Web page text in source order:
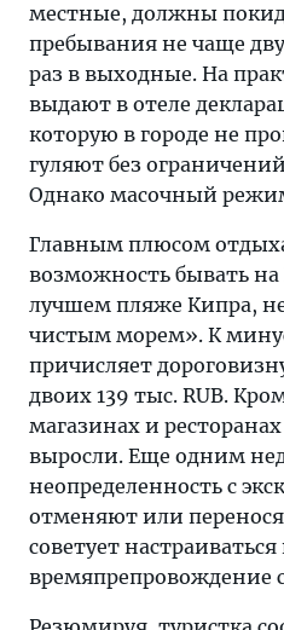
местные, должны
пребывания не чаще
раз в выходные. На
выдают в отеле
которую в городе не
гуляют без
Однако масочный
Главным плюсом
возможность бывать
лучшем пляже Кипра,
чистым морем». К
причисляет
двоих 139 тыс. RUB.
магазинах и
выросли. Еще одним
неопределенность с
отменяют или
советует
времяпрепровождение